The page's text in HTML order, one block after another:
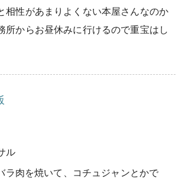
相性があまりよくない本屋さんなのか
所からお昼休みに行けるので重宝はし
ル
ラ肉を焼いて、コチュジャンとかで